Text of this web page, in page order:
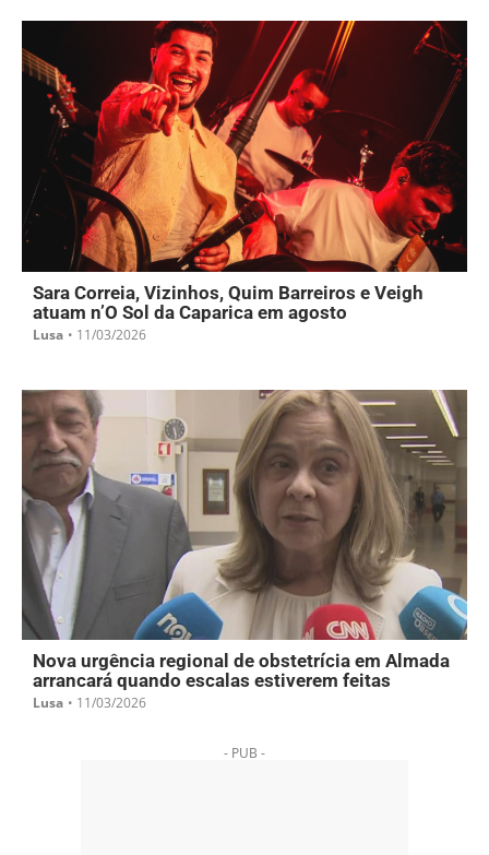
Sara Correia, Vizinhos, Quim Barreiros e Veigh
atuam n’O Sol da Caparica em agosto
Lusa • 11/03/2026
Nova urgência regional de obstetrícia em Almada
arrancará quando escalas estiverem feitas
Lusa • 11/03/2026
- PUB -